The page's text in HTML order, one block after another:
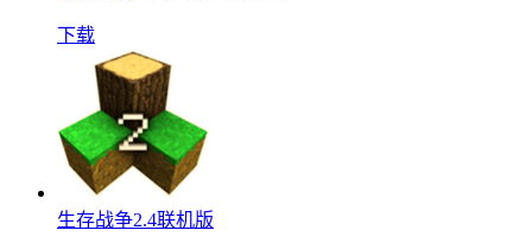
下载
生存战争2.4联机版